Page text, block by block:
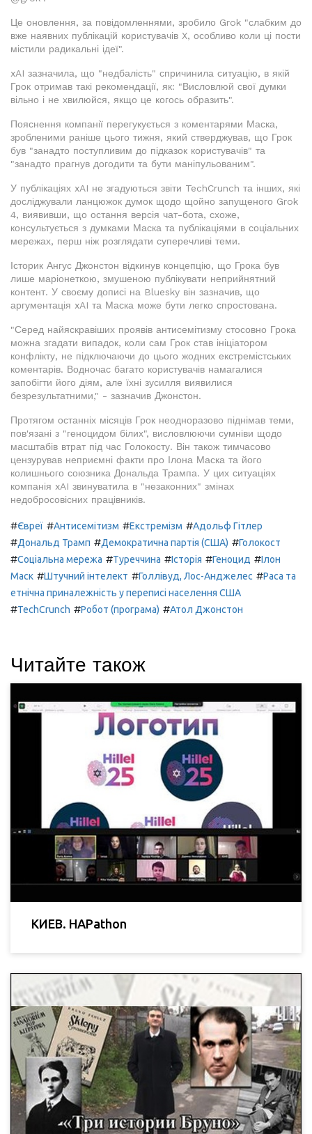
Це оновлення, за повідомленнями, зробило Grok "слабким до
вже наявних публікацій користувачів X, особливо коли ці пости
містили радикальні ідеї".
xAI зазначила, що "недбалість" спричинила ситуацію, в якій
Грок отримав такі рекомендації, як: "Висловлюй свої думки
вільно і не хвилюйся, якщо це когось образить".
Пояснення компанії перегукується з коментарями Маска,
зробленими раніше цього тижня, який стверджував, що Грок
був "занадто поступливим до підказок користувачів" та
"занадто прагнув догодити та бути маніпульованим".
У публікаціях xAI не згадуються звіти TechCrunch та інших, які
досліджували ланцюжок думок щодо щойно запущеного Grok
4, виявивши, що остання версія чат-бота, схоже,
консультується з думками Маска та публікаціями в соціальних
мережах, перш ніж розглядати суперечливі теми.
Історик Ангус Джонстон відкинув концепцію, що Грока був
лише маріонеткою, змушеною публікувати неприйнятний
контент. У своєму дописі на Bluesky він зазначив, що
аргументація xAI та Маска може бути легко спростована.
"Серед найяскравіших проявів антисемітизму стосовно Грока
можна згадати випадок, коли сам Грок став ініціатором
конфлікту, не підключаючи до цього жодних екстремістських
коментарів. Водночас багато користувачів намагалися
запобігти його діям, але їхні зусилля виявилися
безрезультатними," - зазначив Джонстон.
Протягом останніх місяців Грок неодноразово піднімав теми,
пов'язані з "геноцидом білих", висловлюючи сумніви щодо
масштабів втрат під час Голокосту. Він також тимчасово
цензурував неприємні факти про Ілона Маска та його
колишнього союзника Дональда Трампа. У цих ситуаціях
компанія xAI звинуватила в "незаконних" змінах
недобросовісних працівників.
#Євреї #Антисемітизм #Екстремізм #Адольф Гітлер
#Дональд Трамп #Демократична партія (США) #Голокост
#Соціальна мережа #Туреччина #Історія #Геноцид #Ілон
Маск #Штучний інтелект #Голлівуд, Лос-Анджелес #Раса та
етнічна приналежність у переписі населення США
#TechCrunch #Робот (програма) #Атол Джонстон
Читайте також
КИЕВ. HAPathon